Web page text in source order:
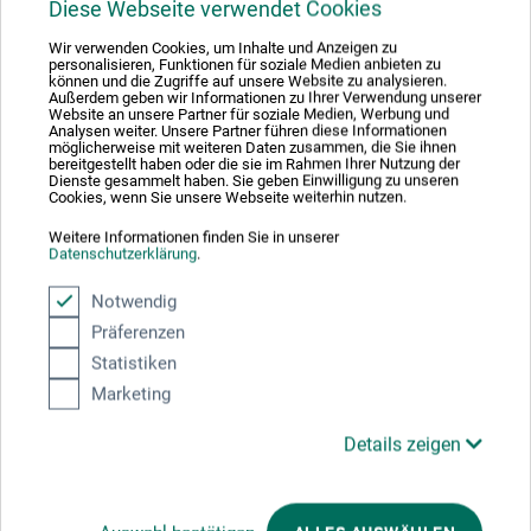
Diese Webseite verwendet Cookies
Wir verwenden Cookies, um Inhalte und Anzeigen zu
personalisieren, Funktionen für soziale Medien anbieten zu
können und die Zugriffe auf unsere Website zu analysieren.
Außerdem geben wir Informationen zu Ihrer Verwendung unserer
Website an unsere Partner für soziale Medien, Werbung und
Analysen weiter. Unsere Partner führen diese Informationen
möglicherweise mit weiteren Daten zusammen, die Sie ihnen
bereitgestellt haben oder die sie im Rahmen Ihrer Nutzung der
Dienste gesammelt haben. Sie geben Einwilligung zu unseren
Cookies, wenn Sie unsere Webseite weiterhin nutzen.
Weitere Informationen finden Sie in unserer
Datenschutzerklärung.
Notwendig
Präferenzen
Statistiken
Marketing
Details zeigen
Hellgrün 843
Violett 855
Rosarot 856